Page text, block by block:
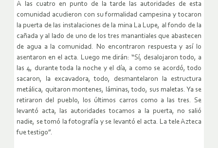
A las cuatro en punto de la tarde las autoridades de esta
comunidad acudieron con su formalidad campesina y tocaron
la puerta de las instalaciones de la mina La Lupe, al fondo de la
cañada y al lado de uno de los tres manantiales que abastecen
de agua a la comunidad. No encontraron respuesta y así lo
asentaron en el acta. Luego me dirán: “Sí, desalojaron todo, a
las 4, durante toda la noche y el día, a como se acordó, todo
sacaron, la excavadora, todo, desmantelaron la estructura
metálica, quitaron montenes, láminas, todo, sus maletas. Ya se
retiraron del pueblo, los últimos carros como a las tres. Se
levantó acta, las autoridades tocamos a la puerta, no salió
nadie, se tomó la fotografía y se levantó el acta. La tele Azteca
fue testigo”.